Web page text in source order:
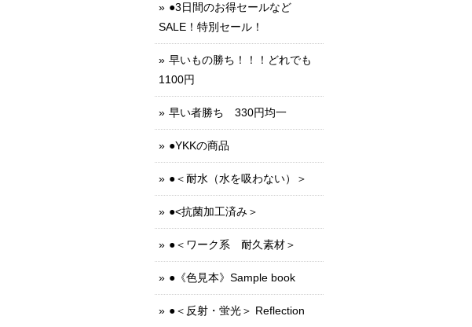
●3日間のお得セールなど
SALE！特別セール！
早いもの勝ち！！！どれでも
1100円
早い者勝ち 330円均一
●YKKの商品
●＜耐水（水を吸わない）＞
●<抗菌加工済み＞
●＜ワーク系 耐久素材＞
●《色見本》Sample book
●＜反射・蛍光＞ Reflection